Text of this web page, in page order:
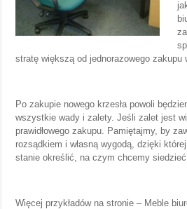
stratę większą od jednorazowego zakupu
Po zakupie nowego krzesła powoli
wszystkie wady i zalety. Jeśli zalet jest
prawidłowego zakupu. Pamiętajmy, by
rozsądkiem i własną wygodą, dzięki
stanie określić, na czym chcemy siedzieć.
Więcej przykładów na stronie – Meble